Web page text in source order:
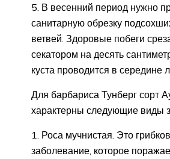
В весенний период нужно
санитарную обрезку
ветвей. Здоровые побеги
секатором на десять
куста проводится в середине
Для барбариса Тунберг сорт
характерны следующие виды
Роса мучнистая. Это
заболевание, которое